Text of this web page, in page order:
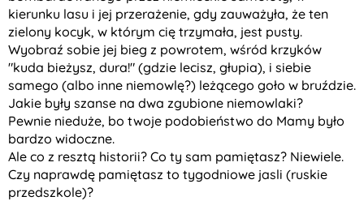
kierunku lasu i jej przerażenie, gdy zauważyła, że ten
zielony kocyk, w którym cię trzymała, jest pusty.
Wyobraź sobie jej bieg z powrotem, wśród krzyków
"kuda bieżysz, dura!" (gdzie lecisz, głupia), i siebie
samego (albo inne niemowlę?) leżącego goło w bruździe.
Jakie były szanse na dwa zgubione niemowlaki?
Pewnie nieduże, bo twoje podobieństwo do Mamy było
bardzo widoczne.
Ale co z resztą historii? Co ty sam pamiętasz? Niewiele.
Czy naprawdę pamiętasz to tygodniowe jasli (ruskie
przedszkole)?